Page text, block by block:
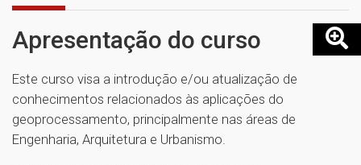
Apresentação do curso
Este curso visa a introdução e/ou atualização de
conhecimentos relacionados às aplicações do
geoprocessamento, principalmente nas áreas de
Engenharia, Arquitetura e Urbanismo.